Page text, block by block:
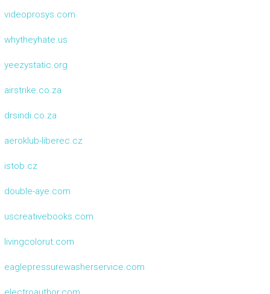
videoprosys.com
whytheyhate.us
yeezystatic.org
airstrike.co.za
drsindi.co.za
aeroklub-liberec.cz
istob.cz
double-aye.com
uscreativebooks.com
livingcolorut.com
eaglepressurewasherservice.com